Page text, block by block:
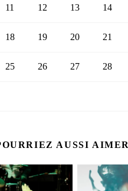
11 12 13 14
18 19 20 21
25 26 27 28
AUSSI